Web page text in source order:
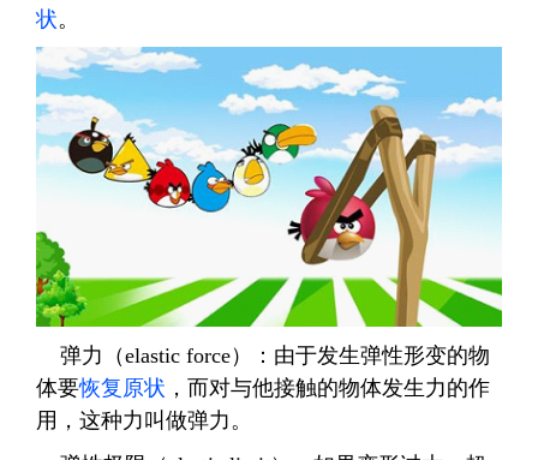
状。
弹力（elastic force）
：由于发生弹性形变的物
体要恢复原状 ，而对与他接触的物体发生力的作
用，这种力叫做弹力。